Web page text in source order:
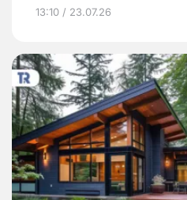
13:10 / 23.07.26